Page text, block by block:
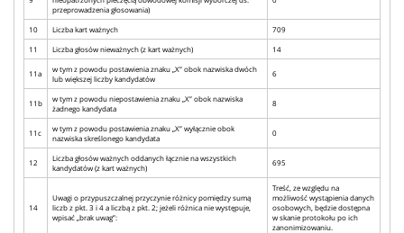
przeprowadzenia głosowania)
10 Liczba kart ważnych
709
11
Liczba głosów nieważnych (z kart ważnych) 14
11a
w tym z powodu postawienia znaku „X” obok nazwiska dwóch
lub większej liczby kandydatów
6
11b
w tym z powodu niepostawienia znaku „X” obok nazwiska
żadnego kandydata
8
11c
w tym z powodu postawienia znaku „X” wyłącznie obok
nazwiska skreślonego kandydata
0
12
Liczba głosów ważnych oddanych łącznie na wszystkich
kandydatów (z kart ważnych)
695
14
Uwagi o przypuszczalnej przyczynie różnicy pomiędzy sumą
liczb z pkt. 3 i 4 a liczbą z pkt. 2; jeżeli różnica nie występuje,
wpisać „brak uwag”:
Treść, ze względu na
możliwość wystąpienia danych
osobowych, będzie dostępna
w skanie protokołu po ich
zanonimizowaniu.